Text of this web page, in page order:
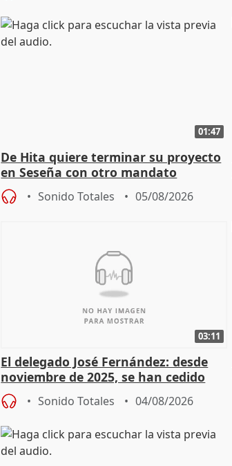
01:47
De Hita quiere terminar su proyecto
en Seseña con otro mandato
Sonido Totales 05/08/2026
03:11
El delegado José Fernández: desde
noviembre de 2025, se han cedido
9.810 ayudas por nacimiento
Sonido Totales 04/08/2026